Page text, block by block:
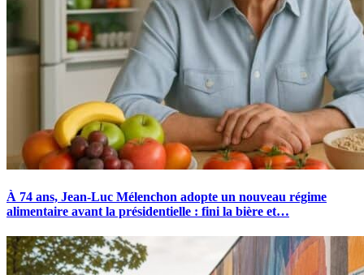
À 74 ans, Jean-Luc Mélenchon adopte un nouveau régime
alimentaire avant la présidentielle : fini la bière et…